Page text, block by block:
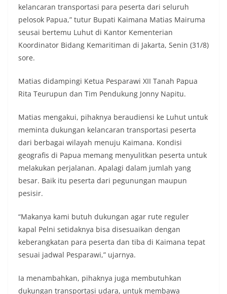
kelancaran transportasi para peserta dari seluruh
pelosok Papua,” tutur Bupati Kaimana Matias Mairuma
seusai bertemu Luhut di Kantor Kementerian
Koordinator Bidang Kemaritiman di Jakarta, Senin (31/8)
sore.
Matias didampingi Ketua Pesparawi XII Tanah Papua
Rita Teurupun dan Tim Pendukung Jonny Napitu.
Matias mengakui, pihaknya beraudiensi ke Luhut untuk
meminta dukungan kelancaran transportasi peserta
dari berbagai wilayah menuju Kaimana. Kondisi
geografis di Papua memang menyulitkan peserta untuk
melakukan perjalanan. Apalagi dalam jumlah yang
besar. Baik itu peserta dari pegunungan maupun
pesisir.
“Makanya kami butuh dukungan agar rute reguler
kapal Pelni setidaknya bisa disesuaikan dengan
keberangkatan para peserta dan tiba di Kaimana tepat
sesuai jadwal Pesparawi,” ujarnya.
Ia menambahkan, pihaknya juga membutuhkan
dukungan transportasi udara, untuk membawa